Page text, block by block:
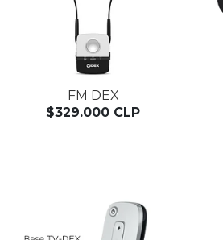
FM DEX
$329.000 CLP